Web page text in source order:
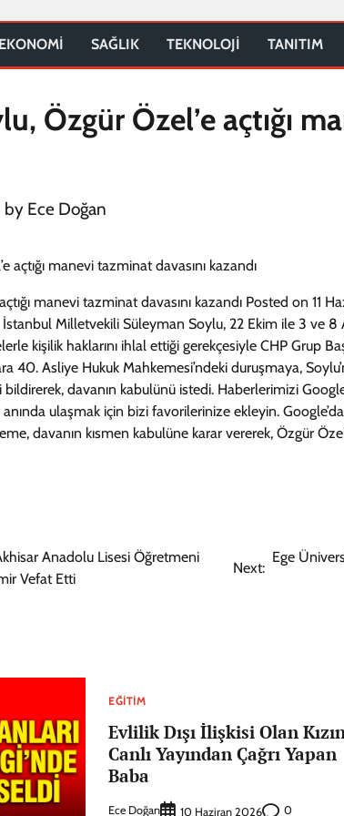
EKONOMİ SAĞLIK TEKNOLOJİ TANITIM
Özgür Özel’e açtığı
by Ece Doğan
manevi tazminat davasını kazandı Posted on 11
Milletvekili Süleyman Soylu, 22 Ekim ile 3 ve 8
kişilik haklarını ihlal ettiği gerekçesiyle CHP Grup
40. Asliye Hukuk Mahkemesi’ndeki duruşmaya,
bildirerek, davanın kabulünü istedi. Haberlerimizi
ulaşmak için bizi favorilerinize ekleyin.
davanın kısmen kabulüne karar vererek, Özgür
Anadolu Lisesi Öğretmeni
Vefat Etti
Next:
Ege
EĞITIM
Evlilik Dışı İlişkisi Olan
Canlı Yayından Çağrı Yapan
Baba
Ece Doğan 10 Haziran 2026 0